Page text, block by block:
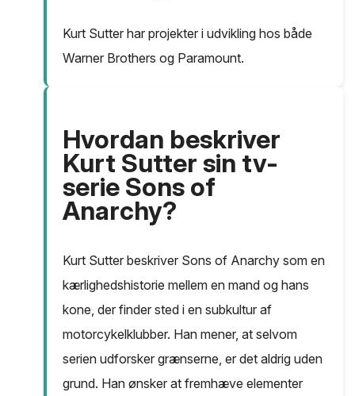
Kurt Sutter har projekter i udvikling hos både
Warner Brothers og Paramount.
Hvordan beskriver
Kurt Sutter sin tv-
serie Sons of
Anarchy?
Kurt Sutter beskriver Sons of Anarchy som en
kærlighedshistorie mellem en mand og hans
kone, der finder sted i en subkultur af
motorcykelklubber. Han mener, at selvom
serien udforsker grænserne, er det aldrig uden
grund. Han ønsker at fremhæve elementer